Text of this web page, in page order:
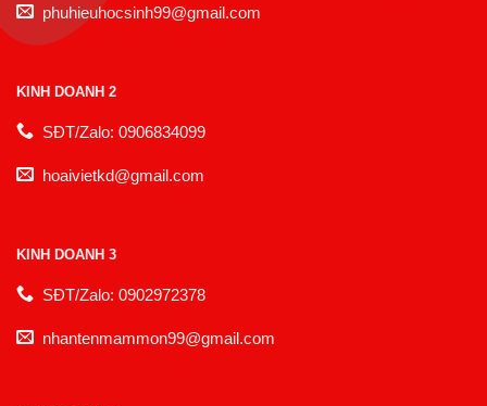
phuhieuhocsinh99@gmail.com
KINH DOANH 2
SĐT/Zalo: 0906834099
hoaivietkd@gmail.com
KINH DOANH 3
SĐT/Zalo: 0902972378
nhantenmammon99@gmail.com